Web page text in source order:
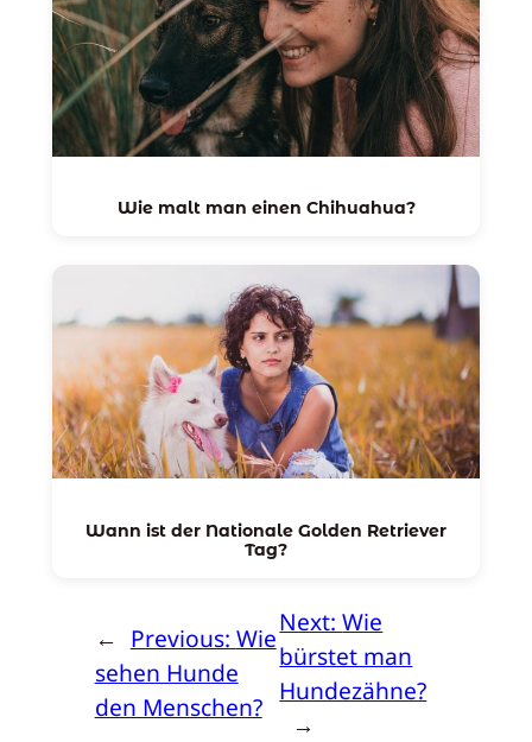
Wie malt man einen Chihuahua?
Wann ist der Nationale Golden Retriever
Tag?
← Previous: Wie
sehen Hunde
den Menschen?
Next:Wie
bürstet man
Hundezähne?
→